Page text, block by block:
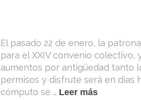
El pasado 22 de enero, la
para el XXIV convenio
aumentos por antigüedad tanto
permisos y disfrute será en días
cómputo se … Leer más